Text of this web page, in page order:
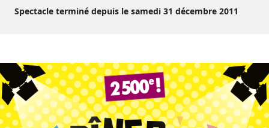
Spectacle terminé depuis le samedi 31 décembre 2011